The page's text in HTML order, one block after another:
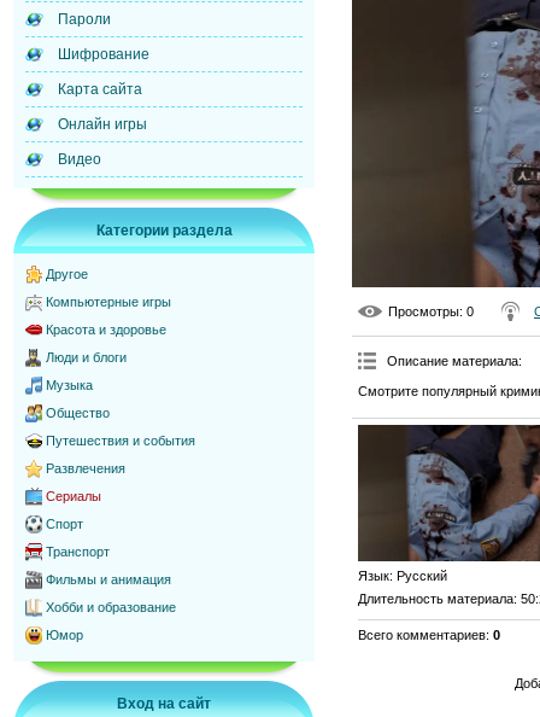
Пароли
Шифрование
Карта сайта
Онлайн игры
Видео
Категории раздела
Другое
Компьютерные игры
Красота и здоровье
Люди и блоги
Музыка
Общество
Путешествия и события
Развлечения
Сериалы
Спорт
Транспорт
Фильмы и анимация
Хобби и образование
Юмор
Вход на сайт
Просмотры: 0
Описание материала:
Смотрите популярный
Язык: Русский
Длительность материала:
Всего комментариев: 0